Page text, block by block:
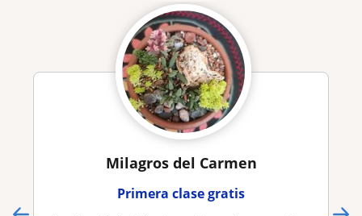
Milagros del Carmen
Primera clase gratis